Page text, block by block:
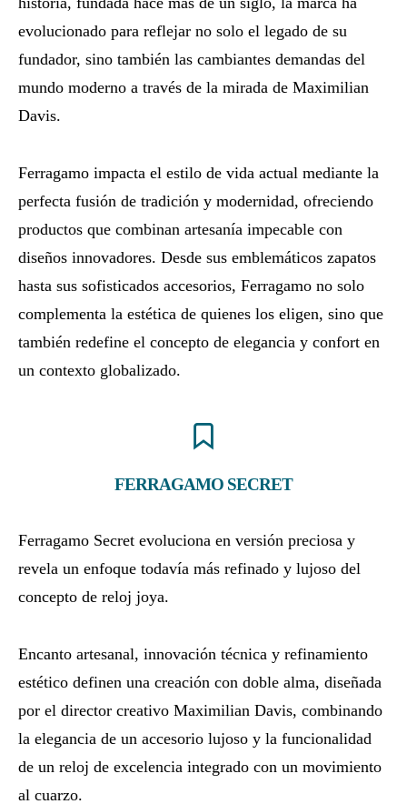
evolucionado para reflejar no solo el legado de su
fundador, sino también las cambiantes demandas del
mundo moderno a través de la mirada de Maximilian
Davis.
Ferragamo impacta el estilo de vida actual mediante la
perfecta fusión de tradición y modernidad, ofreciendo
productos que combinan artesanía impecable con
diseños innovadores. Desde sus emblemáticos zapatos
hasta sus sofisticados accesorios, Ferragamo no solo
complementa la estética de quienes los eligen, sino que
también redefine el concepto de elegancia y confort en
un contexto globalizado.
FERRAGAMO SECRET
Ferragamo Secret evoluciona en versión preciosa y
revela un enfoque todavía más refinado y lujoso del
concepto de reloj joya.
Encanto artesanal, innovación técnica y refinamiento
estético definen una creación con doble alma, diseñada
por el director creativo Maximilian Davis, combinando
la elegancia de un accesorio lujoso y la funcionalidad
de un reloj de excelencia integrado con un movimiento
al cuarzo.